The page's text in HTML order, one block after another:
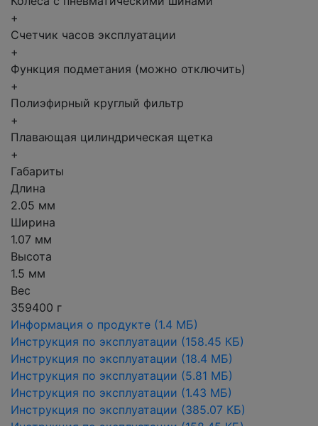
+
Счетчик часов эксплуатации
+
Функция подметания (можно отключить)
+
Полиэфирный круглый фильтр
+
Плавающая цилиндрическая щетка
+
Габариты
Длина
2.05 мм
Ширина
1.07 мм
Высота
1.5 мм
Вес
359400 г
Информация о продукте (1.4 МБ)
Инструкция по эксплуатации (158.45 КБ)
Инструкция по эксплуатации (18.4 МБ)
Инструкция по эксплуатации (5.81 МБ)
Инструкция по эксплуатации (1.43 МБ)
Инструкция по эксплуатации (385.07 КБ)